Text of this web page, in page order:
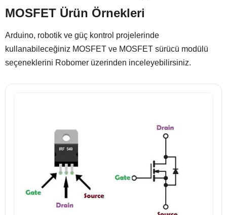
MOSFET Ürün Örnekleri
Arduino, robotik ve güç kontrol projelerinde
kullanabileceğiniz MOSFET ve MOSFET sürücü modülü
seçeneklerini Robomer üzerinden inceleyebilirsiniz.